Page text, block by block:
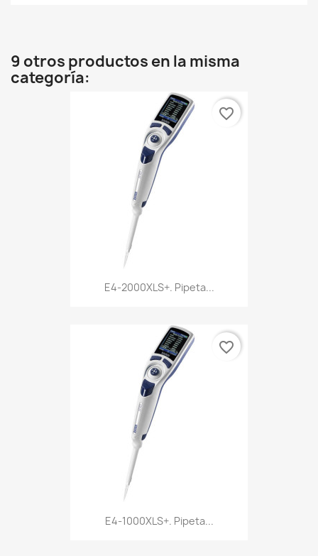
9 otros productos en la misma
categoría:
E4-2000XLS+. Pipeta...
favorite_border
E4-1000XLS+. Pipeta...
favorite_border